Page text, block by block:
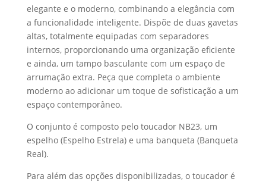
elegante e o moderno, combinando a elegância com
a funcionalidade inteligente. Dispõe de duas gavetas
altas, totalmente equipadas com separadores
internos, proporcionando uma organização eficiente
e ainda, um tampo basculante com um espaço de
arrumação extra. Peça que completa o ambiente
moderno ao adicionar um toque de sofisticação a um
espaço contemporâneo.
O conjunto é composto pelo toucador NB23, um
espelho (Espelho Estrela) e uma banqueta (Banqueta
Real).
Para além das opções disponibilizadas, o toucador é